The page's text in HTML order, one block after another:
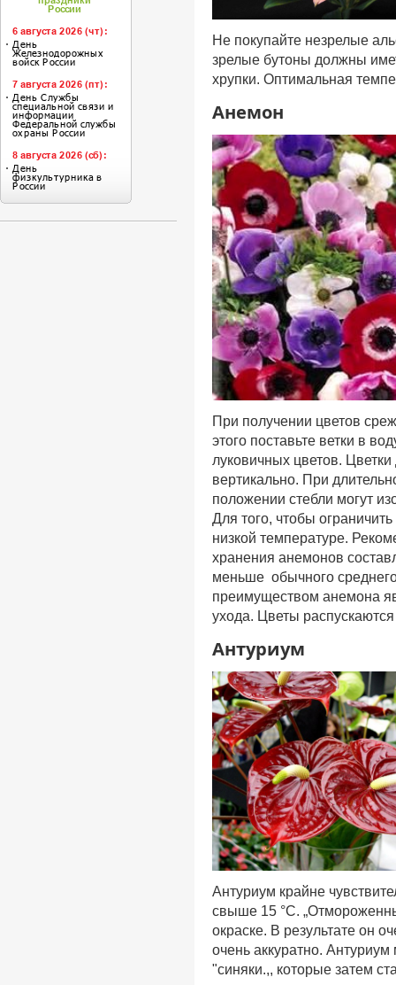
Не покупайте незрелые
зрелые бутоны должны
хрупки. Оптимальная
Анемон
При получении цветов
этого поставьте ветки в
луковичных цветов.
вертикально. При
положении стебли могут
Для того, чтобы
низкой температуре.
хранения анемонов
меньше обычного
преимуществом анемона
ухода. Цветы
Антуриум
Антуриум крайне
свыше 15 °С.
окраске. В результате он
очень аккуратно.
"синяки.,, которые затем